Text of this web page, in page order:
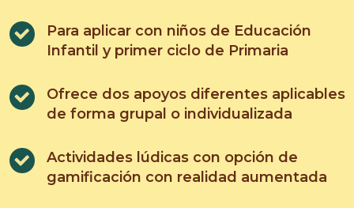
Para aplicar con niños de Educación
Infantil y primer ciclo de Primaria
Ofrece dos apoyos diferentes aplicables
de forma grupal o individualizada
Actividades lúdicas con opción de
gamificación con realidad aumentada